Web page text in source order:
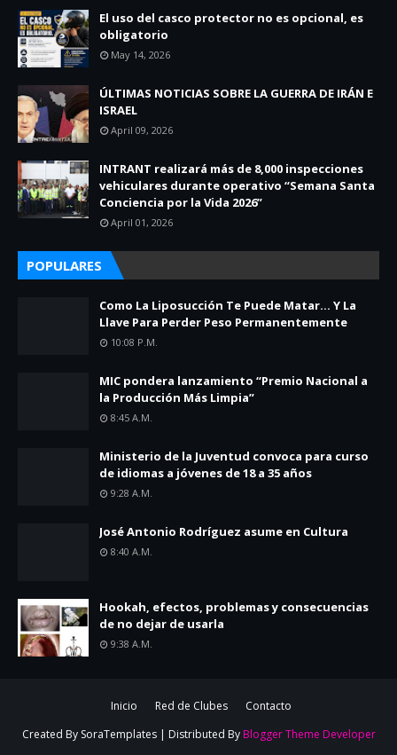
El uso del casco protector no es opcional, es
obligatorio
May 14, 2026
ÚLTIMAS NOTICIAS SOBRE LA GUERRA DE IRÁN E
ISRAEL
April 09, 2026
INTRANT realizará más de 8,000 inspecciones
vehiculares durante operativo “Semana Santa
Conciencia por la Vida 2026”
April 01, 2026
POPULARES
Como La Liposucción Te Puede Matar… Y La
Llave Para Perder Peso Permanentemente
10:08 P.m.
MIC pondera lanzamiento “Premio Nacional a
la Producción Más Limpia”
8:45 A.m.
Ministerio de la Juventud convoca para curso
de idiomas a jóvenes de 18 a 35 años
9:28 A.m.
José Antonio Rodríguez asume en Cultura
8:40 A.m.
Hookah, efectos, problemas y consecuencias
de no dejar de usarla
9:38 A.m.
Inicio Red de Clubes
Contacto
Created By SoraTemplates| Distributed By Blogger Theme Developer